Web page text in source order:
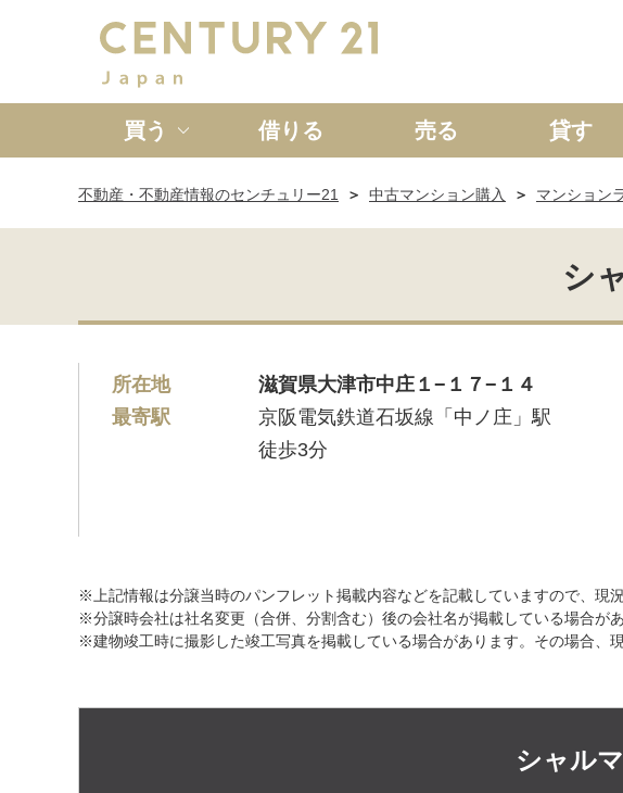
買う
新築一戸建て 中古一戸建て マン
借りる 売る 貸す
不動産・不動産情報のセンチュリー21 中古マンション購入 マンション
シ
所在地
滋賀県大津市中庄１−１７−１４
最寄駅
京阪電気鉄道石坂線「中ノ庄」駅
徒歩3分
※上記情報は分譲当時のパンフレット掲載内容などを記載していますので、現
※分譲時会社は社名変更（合併、分割含む）後の会社名が掲載している場合があ
※建物竣工時に撮影した竣工写真を掲載している場合があります。その場合、
シャル